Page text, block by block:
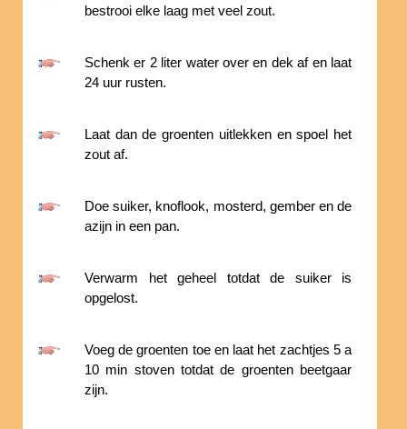
bestrooi elke laag met veel zout.
Schenk er 2 liter water over en dek af en laat
24 uur rusten.
Laat dan de groenten uitlekken en spoel het
zout af.
Doe suiker, knoflook, mosterd, gember en de
azijn in een pan.
Verwarm het geheel totdat de suiker is
opgelost.
Voeg de groenten toe en laat het zachtjes 5 a
10 min stoven totdat de groenten beetgaar
zijn.